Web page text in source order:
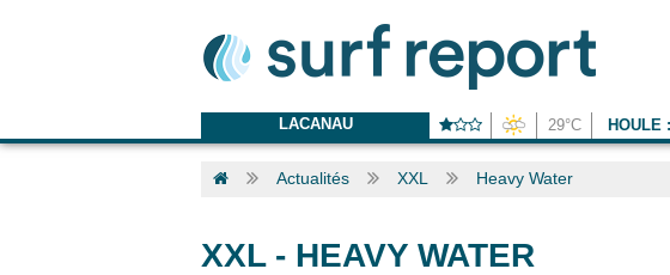
LACANAU 29°C HOULE :
Actualités XXL Heavy Water
XXL- HEAVY WATER